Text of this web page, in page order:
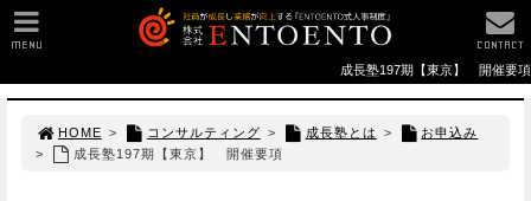
成長塾197期【東京】 開催要項
HOME > コンサルティング > 成長塾とは >
お申込み
>
成長塾197期【東京】 開催要項
MENU CONTACT